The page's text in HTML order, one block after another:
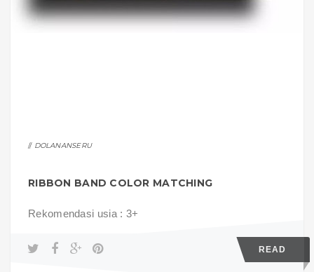
DOLANANSERU
RIBBON BAND COLOR MATCHING
Rekomendasi usia : 3+
READ